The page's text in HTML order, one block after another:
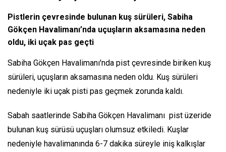
Pistlerin çevresinde bulunan kuş sürüleri, Sabiha
Gökçen Havalimanı’nda uçuşların aksamasına neden
oldu, iki uçak pas geçti
Sabiha Gökçen Havalimanı'nda pist çevresinde biriken kuş
sürüleri, uçuşların aksamasına neden oldu. Kuş sürüleri
nedeniyle iki uçak pisti pas geçmek zorunda kaldı.
Sabah saatlerinde Sabiha Gökçen Havalimanı pist üzeride
bulunan kuş sürüsü uçuşları olumsuz etkiledi. Kuşlar
nedeniyle havalimanında 6-7 dakika süreyle iniş kalkışlar